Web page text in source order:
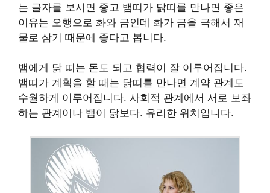
는 글자를 보시면 좋고 뱀띠가 닭띠를 만나면 좋은
이유는 오행으로 화와 금인데 화가 금을 극해서 재
물로 삼기 때문에 좋다고 봅니다.
뱀에게 닭 띠는 돈도 되고 협력이 잘 이루어집니다.
뱀띠가 계획을 할 때는 닭띠를 만나면 계약 관계도
수월하게 이루어집니다. 사회적 관계에서 서로 보좌
하는 관계이나 뱀이 닭보다. 유리한 위치입니다.